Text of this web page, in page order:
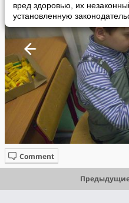
вред здоровью, их
установленную
Comment